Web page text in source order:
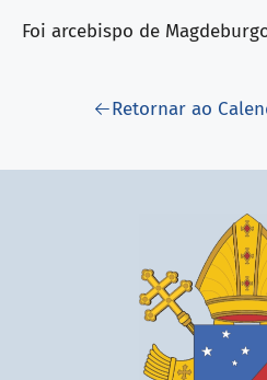
Foi arcebispo de
Retornar ao